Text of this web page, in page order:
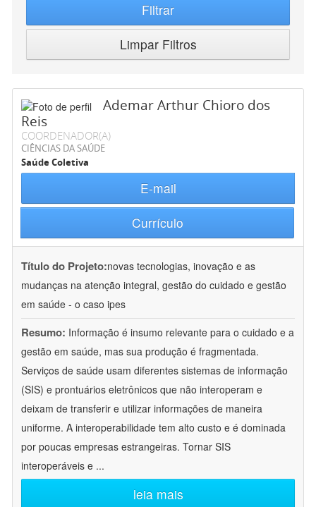
Filtrar
Limpar Filtros
Ademar Arthur Chioro dos
Reis
COORDENADOR(A)
CIÊNCIAS DA SAÚDE
Saúde Coletiva
E-mail
Currículo
Título do Projeto:novas tecnologias, inovação e as
mudanças na atenção integral, gestão do cuidado e gestão
em saúde - o caso ipes
Resumo: Informação é insumo relevante para o cuidado e a
gestão em saúde, mas sua produção é fragmentada.
Serviços de saúde usam diferentes sistemas de informação
(SIS) e prontuários eletrônicos que não interoperam e
deixam de transferir e utilizar informações de maneira
uniforme. A interoperabilidade tem alto custo e é dominada
por poucas empresas estrangeiras. Tornar SIS
interoperáveis e ...
leia mais